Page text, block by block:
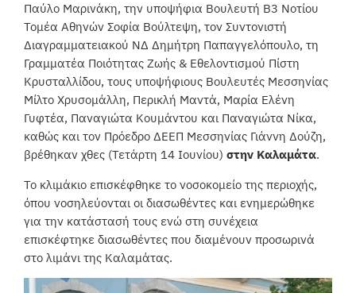
Παύλο Μαρινάκη, την υποψήφια Βουλευτή Β3 Νοτίου
Τομέα Αθηνών Σοφία Βούλτεψη, τον Συντονιστή
Διαγραμματειακού ΝΔ Δημήτρη Παπαγγελόπουλο, τη
Γραμματέα Ποιότητας Ζωής & Εθελοντισμού Πίστη
Κρυσταλλίδου, τους υποψήφιους Βουλευτές Μεσσηνίας
Μίλτο Χρυσομάλλη, Περικλή Μαντά, Μαρία Ελένη
Γυφτέα, Παναγιώτα Κουμάντου και Παναγιώτα Νίκα,
καθώς και τον Πρόεδρο ΔΕΕΠ Μεσσηνίας Γιάννη Δούζη,
βρέθηκαν χθες (Τετάρτη 14 Ιουνίου)στην Καλαμάτα.
Το κλιμάκιο επισκέφθηκε το νοσοκομείο της περιοχής,
όπου νοσηλεύονται οι διασωθέντες και ενημερώθηκε
για την κατάστασή τους ενώ στη συνέχεια
επισκέφτηκε διασωθέντες που διαμένουν προσωρινά
στο λιμάνι της Καλαμάτας.